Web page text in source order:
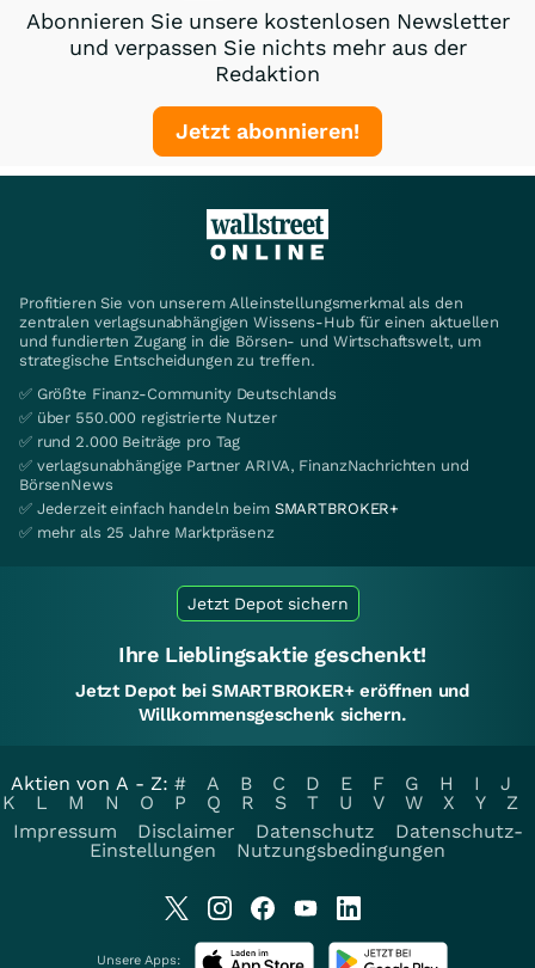
Abonnieren Sie unsere kostenlosen Newsletter
und verpassen Sie nichts mehr aus der
Redaktion
Jetzt abonnieren!
Profitieren Sie von unserem Alleinstellungsmerkmal als den
zentralen verlagsunabhängigen Wissens-Hub für einen aktuellen
und fundierten Zugang in die Börsen- und Wirtschaftswelt, um
strategische Entscheidungen zu treffen.
✅ Größte Finanz-Community Deutschlands
✅ über 550.000 registrierte Nutzer
✅ rund 2.000 Beiträge pro Tag
✅ verlagsunabhängige Partner ARIVA, FinanzNachrichten und
BörsenNews
✅ Jederzeit einfach handeln beim SMARTBROKER+
✅ mehr als 25 Jahre Marktpräsenz
Jetzt Depot sichern
Ihre Lieblingsaktie geschenkt!
Jetzt Depot bei SMARTBROKER+ eröffnen und
Willkommensgeschenk sichern.
Aktien von A - Z: # A B C D E F G H I
J
K
L M N O P Q R S T U V W X Y
Z
Impressum
Disclaimer Datenschutz
Datenschutz-
Einstellungen
Nutzungsbedingungen
Unsere Apps: